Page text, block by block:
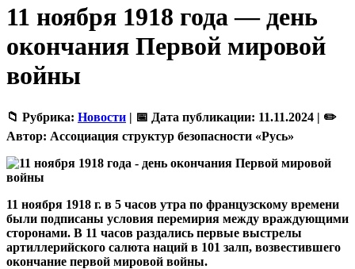
11 ноября 1918 года — день
окончания Первой мировой
войны
📁 Рубрика: Новости | 📅 Дата публикации: 11.11.2024 | ✏️
Автор: Ассоциация структур безопасности «Русь»
11 ноября 1918 г. в 5 часов утра по французскому времени
были подписаны условия перемирия между враждующими
сторонами. В 11 часов раздались первые выстрелы
артиллерийского салюта наций в 101 залп, возвестившего
окончание первой мировой войны.